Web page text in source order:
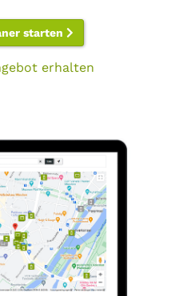
starten
erhalten